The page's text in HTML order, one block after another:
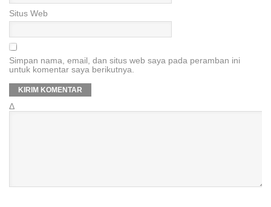
Situs Web
Simpan nama, email, dan situs web saya pada peramban ini
untuk komentar saya berikutnya.
Δ